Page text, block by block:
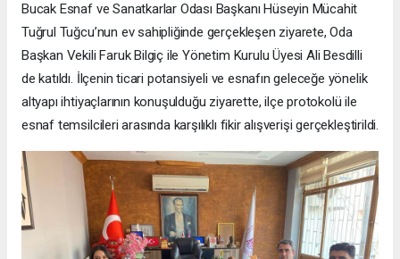
Bucak Esnaf ve Sanatkarlar Odası Başkanı Hüseyin Mücahit
Tuğrul Tuğcu’nun ev sahipliğinde gerçekleşen ziyarete, Oda
Başkan Vekili Faruk Bilgiç ile Yönetim Kurulu Üyesi Ali Besdilli
de katıldı. İlçenin ticari potansiyeli ve esnafın geleceğe yönelik
altyapı ihtiyaçlarının konuşulduğu ziyarette, ilçe protokolü ile
esnaf temsilcileri arasında karşılıklı fikir alışverişi gerçekleştirildi.